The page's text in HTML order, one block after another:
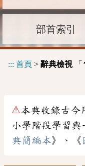
部首索引
::: 首頁 > 辭典檢視「
⚠本典收錄古今
小學階段學習
典簡編本》、《